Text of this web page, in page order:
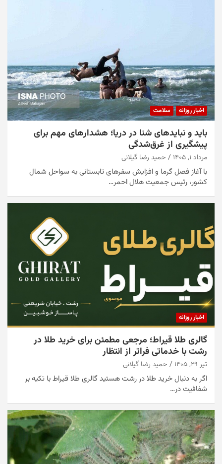
اخبار روزانه سلامت
باید و نبایدهای شنا در دریا؛ هشدارهای مهم برای
پیشگیری از غرق‌شدگی
مرداد ۱, ۱۴۰۵ حمید رضا گیلانی
با آغاز فصل گرما و افزایش سفرهای تابستانی به سواحل شمال
کشور، رئیس جمعیت هلال احمر…
اخبار روزانه
گالری طلا قیراط؛ مرجعی مطمئن برای خرید طلا در
رشت با خدماتی فراتر از انتظار
تیر ۲۹, ۱۴۰۵ حمید رضا گیلانی
اگر به دنبال خرید طلا در رشت هستید گالری طلا قیراط با تکیه بر
شفافیت در…